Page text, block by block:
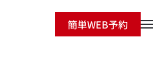
簡単WEB予約